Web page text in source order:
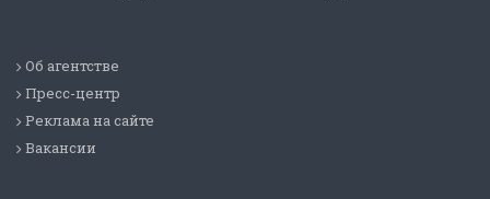
Об агентстве
Пресс-центр
Реклама на сайте
Вакансии